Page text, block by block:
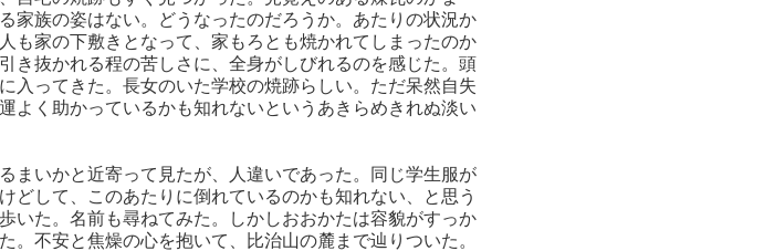
家族の姿はない。どうなったのだろうか。あたりの状況か
も家の下敷きとなって、家もろとも焼かれてしまったのか
き抜かれる程の苦しさに、全身がしびれるのを感じた。頭
入ってきた。長女のいた学校の焼跡らしい。ただ呆然自失
よく助かっているかも知れないというあきらめきれぬ淡い
まいかと近寄って見たが、人違いであった。同じ学生服が
どして、このあたりに倒れているのかも知れない、と思う
いた。名前も尋ねてみた。しかしおおかたは容貌がすっか
不安と焦燥の心を抱いて、比治山の麓まで辿りついた。